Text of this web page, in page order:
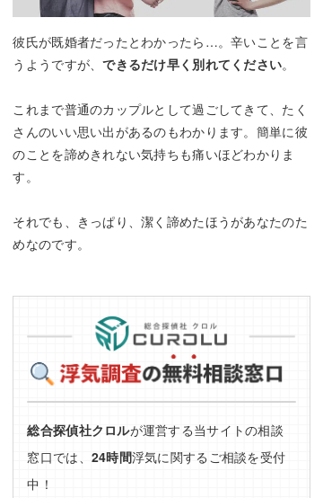
彼氏が既婚者だったとわかったら…。辛いことを言
うようですが、できるだけ早く別れてください。
これまで普通のカップルとして過ごしてきて、たく
さんのいい思い出があるのもわかります。簡単に彼
のことを諦めきれない気持ちも痛いほどわかりま
す。
それでも、きっぱり、潔く諦めたほうがあなたのた
めなのです。
総合探偵社クロルが運営する当サイトの相談
窓口では、 24時間浮気に関するご相談を受付
中！